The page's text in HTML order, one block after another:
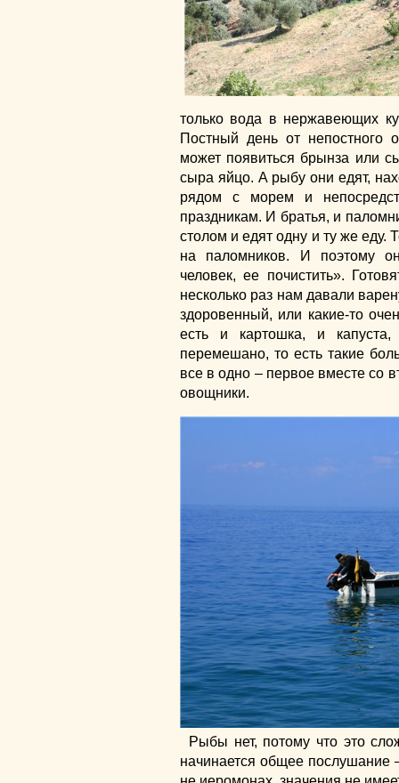
только вода в нержавеющих
Постный день от непостного
может появиться брынза или
сыра яйцо. А рыбу они едят,
рядом с морем и
праздникам. И братья, и
столом и едят одну и ту же еду.
на паломников. И поэтому
человек, ее почистить».
несколько раз нам давали
здоровенный, или какие-то
есть и картошка, и
перемешано, то есть такие
все в одно – первое вместе со
овощники.
Рыбы нет, потому что это
начинается общее послушание